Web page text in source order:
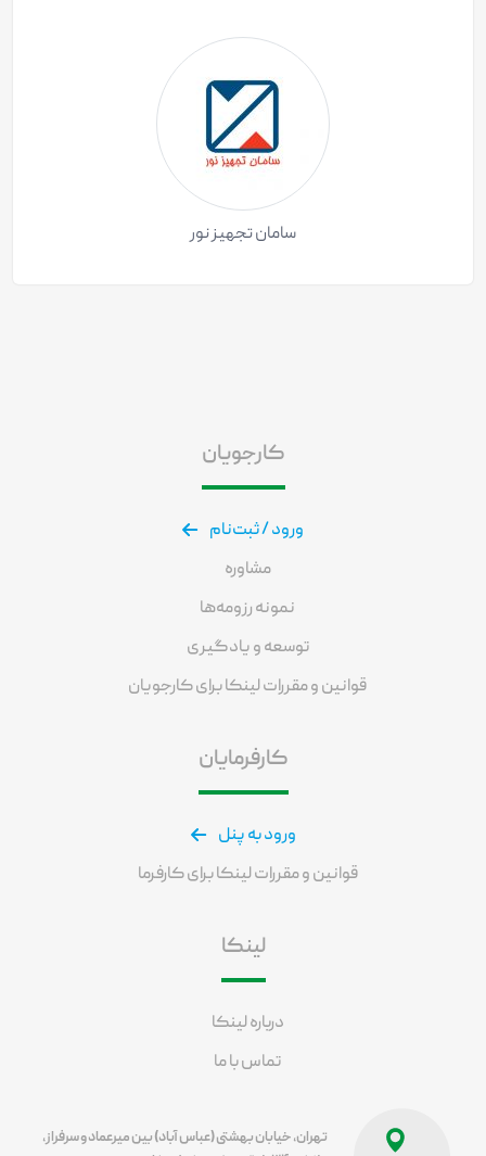
سامان تجهیز نور
کارجویان
ورود / ثبت‌نام
مشاوره
نمونه رزومه‌ها
توسعه و یادگیری
قوانین و مقررات لینکا برای کارجویان
کارفرمایان
ورود به پنل
قوانین و مقررات لینکا برای کارفرما
لینکا
درباره لینکا
تماس با ما
تهران، خیابان بهشتی (عباس آباد) بین میرعماد و سرفراز،